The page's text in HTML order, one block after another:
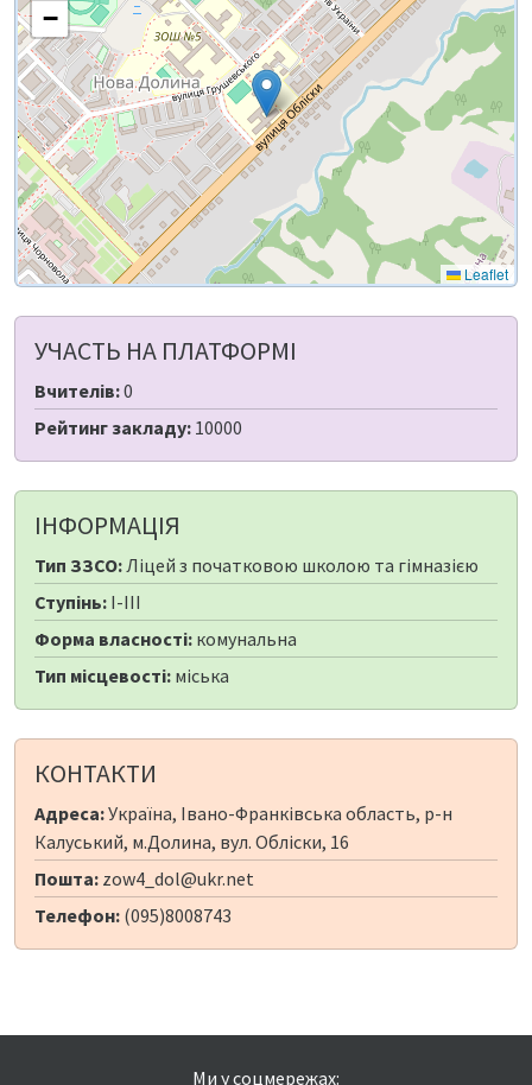
−
Leaflet
УЧАСТЬ НА ПЛАТФОРМІ
Вчителів:0
Рейтинг закладу: 10000
ІНФОРМАЦІЯ
Тип ЗЗСО:Ліцей з початковою школою та гімназією
Ступінь: I-III
Форма власності: комунальна
Тип місцевості: міська
КОНТАКТИ
Адреса:Україна, Івано-Франківська область, р-н
Калуський, м.Долина, вул. Обліски, 16
Пошта: zow4_dol@ukr.net
Телефон: (095)8008743
Ми у соцмережах: